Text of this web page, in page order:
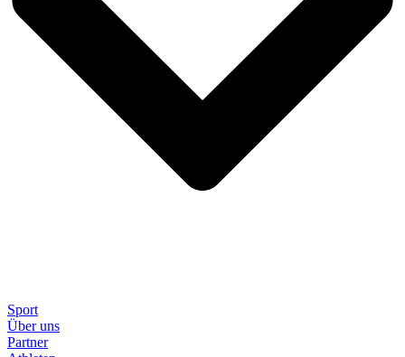
Sport
Über uns
Partner